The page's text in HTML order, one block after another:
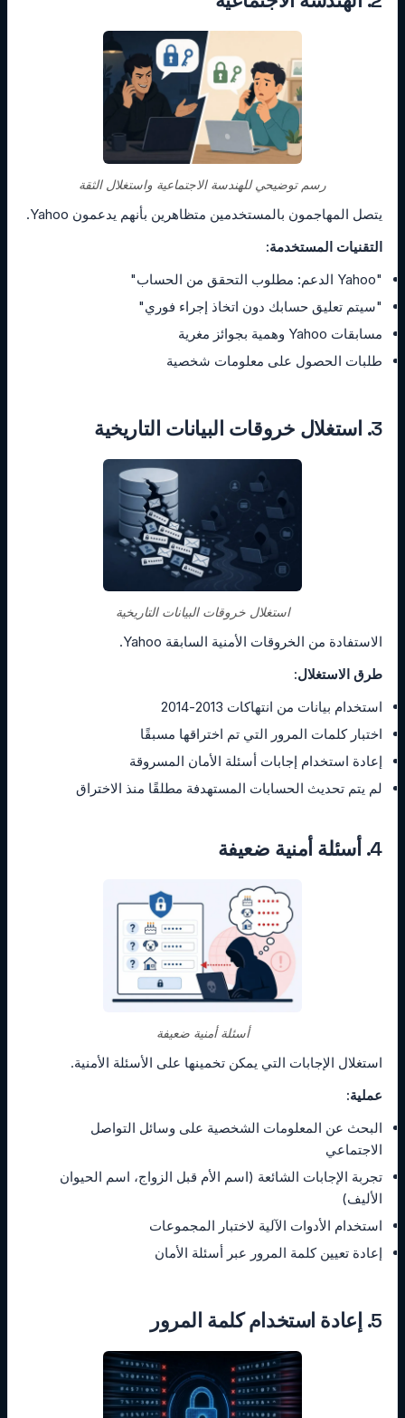
رسم توضيحي للهندسة الاجتماعية واستغلال الثقة
يتصل المهاجمون بالمستخدمين متظاهرين بأنهم يدعمون Yahoo.
التقنيات المستخدمة:
"Yahoo الدعم: مطلوب التحقق من الحساب"
"سيتم تعليق حسابك دون اتخاذ إجراء فوري"
مسابقات Yahoo وهمية بجوائز مغرية
طلبات الحصول على معلومات شخصية
3. استغلال خروقات البيانات التاريخية
استغلال خروقات البيانات التاريخية
الاستفادة من الخروقات الأمنية السابقة Yahoo.
طرق الاستغلال:
استخدام بيانات من انتهاكات 2013-2014
اختبار كلمات المرور التي تم اختراقها مسبقًا
إعادة استخدام إجابات أسئلة الأمان المسروقة
لم يتم تحديث الحسابات المستهدفة مطلقًا منذ الاختراق
4. أسئلة أمنية ضعيفة
أسئلة أمنية ضعيفة
استغلال الإجابات التي يمكن تخمينها على الأسئلة الأمنية.
عملية:
البحث عن المعلومات الشخصية على وسائل التواصل
الاجتماعي
تجربة الإجابات الشائعة (اسم الأم قبل الزواج، اسم الحيوان
الأليف)
استخدام الأدوات الآلية لاختبار المجموعات
إعادة تعيين كلمة المرور عبر أسئلة الأمان
5. إعادة استخدام كلمة المرور